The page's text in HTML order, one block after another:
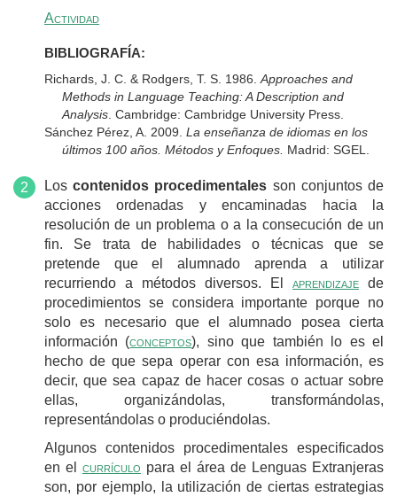
Actividad
BIBLIOGRAFÍA:
Richards, J. C. & Rodgers, T. S. 1986. Approaches and
Methods in Language Teaching: A Description and
Analysis . Cambridge: Cambridge University Press.
Sánchez Pérez, A. 2009. La enseñanza de idiomas en los
últimos 100 años. Métodos y Enfoques. Madrid: SGEL.
Loscontenidos procedimentales son conjuntos de
acciones ordenadas y encaminadas hacia la
resolución de un problema o a la consecución de un
fin. Se trata de habilidades o técnicas que se
pretende que el alumnado aprenda a utilizar
recurriendo a métodos diversos. El aprendizaje de
procedimientos se considera importante porque no
solo es necesario que el alumnado posea cierta
información (conceptos), sino que también lo es el
hecho de que sepa operar con esa información, es
decir, que sea capaz de hacer cosas o actuar sobre
ellas, organizándolas, transformándolas,
representándolas o produciéndolas.
Algunos contenidos procedimentales especificados
en el currículo para el área de Lenguas Extranjeras
son, por ejemplo, la utilización de ciertas estrategias